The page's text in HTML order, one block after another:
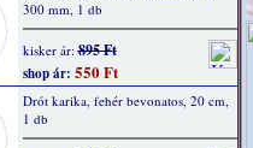
300 mm, 1 db
kisker ár:895 Ft
shop ár: 550 Ft
Drót karika, fehér bevonatos, 20 cm,
1 db